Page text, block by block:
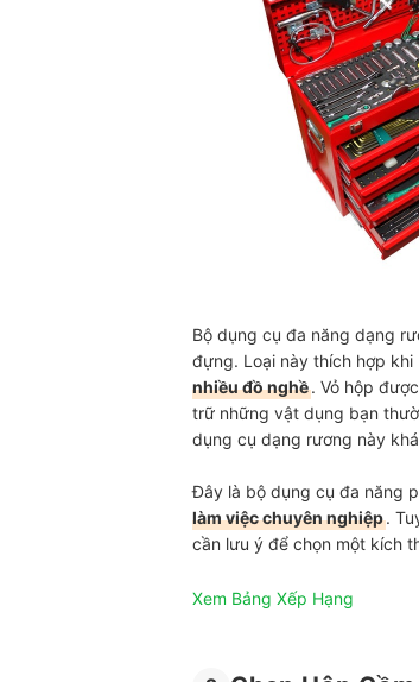
Bộ dụng cụ đa năng dạng
đựng. Loại này thích hợp khi
nhiều đồ nghề. Vỏ hộp
trữ những vật dụng bạn
dụng cụ dạng rương này
Đây là bộ dụng cụ đa năng
làm việc chuyên nghiệp.
cần lưu ý để chọn một kích
Xem Bảng Xếp Hạng